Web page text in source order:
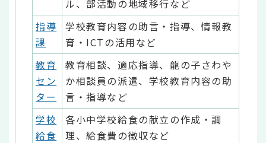
ル、部活動の地域移行など
指導
課
学校教育内容の助言・指導、情報教
育・ICTの活用など
教育
セン
ター
教育相談、適応指導、龍の子さわや
か相談員の派遣、学校教育内容の助
言・指導など
学校
給食
各小中学校給食の献立の作成・調
理、給食費の徴収など